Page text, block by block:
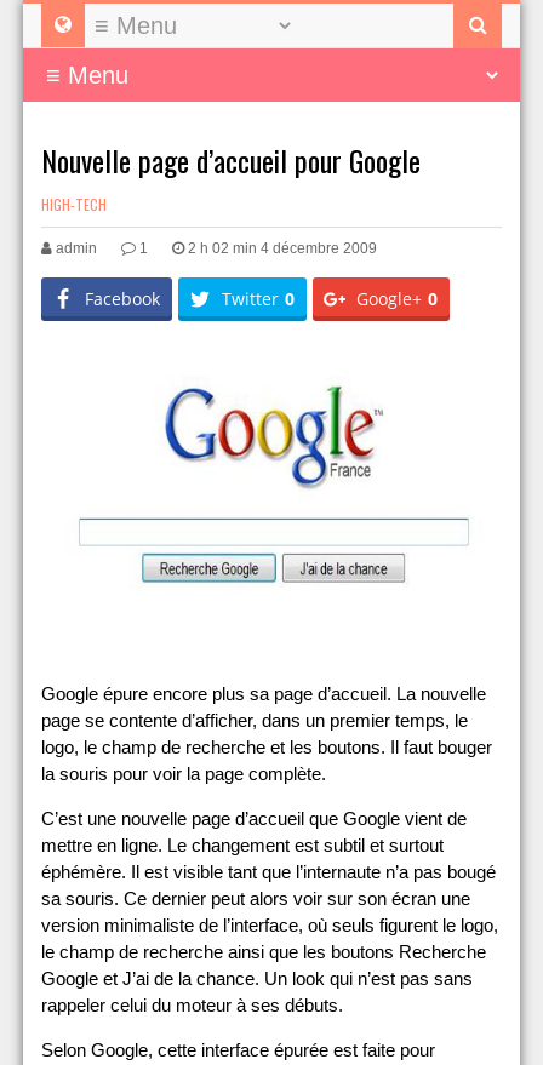
Nouvelle page d’accueil pour Google
HIGH-TECH
admin 1 2 h 02 min 4 décembre 2009
Facebook Twitter 0 Google+ 0
Google épure encore plus sa page d’accueil. La nouvelle
page se contente d’afficher, dans un premier temps, le
logo, le champ de recherche et les boutons. Il faut bouger
la souris pour voir la page complète.
C’est une nouvelle page d’accueil que Google vient de
mettre en ligne. Le changement est subtil et surtout
éphémère. Il est visible tant que l’internaute n’a pas bougé
sa souris. Ce dernier peut alors voir sur son écran une
version minimaliste de l’interface, où seuls figurent le logo,
le champ de recherche ainsi que les boutons Recherche
Google et J’ai de la chance. Un look qui n’est pas sans
rappeler celui du moteur à ses débuts.
Selon Google, cette interface épurée est faite pour